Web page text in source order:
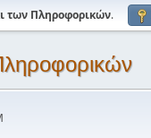
των Πληροφορικών.